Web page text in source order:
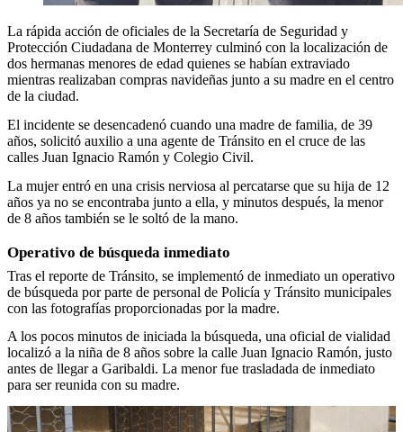
La rápida acción de oficiales de la Secretaría de Seguridad y
Protección Ciudadana de Monterrey culminó con la localización de
dos hermanas menores de edad quienes se habían extraviado
mientras realizaban compras navideñas junto a su madre en el centro
de la ciudad.
El incidente se desencadenó cuando una madre de familia, de 39
años, solicitó auxilio a una agente de Tránsito en el cruce de las
calles Juan Ignacio Ramón y Colegio Civil.
La mujer entró en una crisis nerviosa al percatarse que su hija de 12
años ya no se encontraba junto a ella, y minutos después, la menor
de 8 años también se le soltó de la mano.
Operativo de búsqueda inmediato
Tras el reporte de Tránsito, se implementó de inmediato un operativo
de búsqueda por parte de personal de Policía y Tránsito municipales
con las fotografías proporcionadas por la madre.
A los pocos minutos de iniciada la búsqueda, una oficial de vialidad
localizó a la niña de 8 años sobre la calle Juan Ignacio Ramón, justo
antes de llegar a Garibaldi. La menor fue trasladada de inmediato
para ser reunida con su madre.